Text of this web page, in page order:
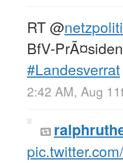
RT@
BfV-
#Landesverrat
2:42 AM, Aug